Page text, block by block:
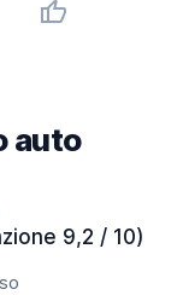
auto
9,2 / 10)